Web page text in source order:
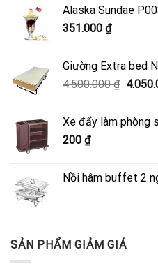
Alaska Sundae
351.000 ₫
Giường Extra bed
4.500.000₫ Giá
Xe đẩy làm phòng
200 ₫
Nồi hâm buffet 2
SẢN PHẨM GIẢM GIÁ